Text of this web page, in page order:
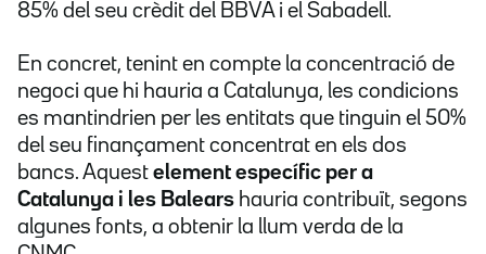
85% del seu crèdit del BBVA i el Sabadell.
En concret, tenint en compte la concentració de
negoci que hi hauria a Catalunya, les condicions
es mantindrien per les entitats que tinguin el 50%
del seu finançament concentrat en els dos
bancs. Aquest element específic per a
Catalunya i les Balears hauria contribuït, segons
algunes fonts, a obtenir la llum verda de la